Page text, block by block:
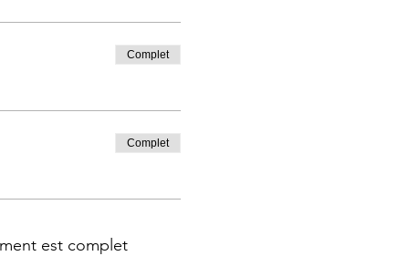
Complet
Complet
est complet